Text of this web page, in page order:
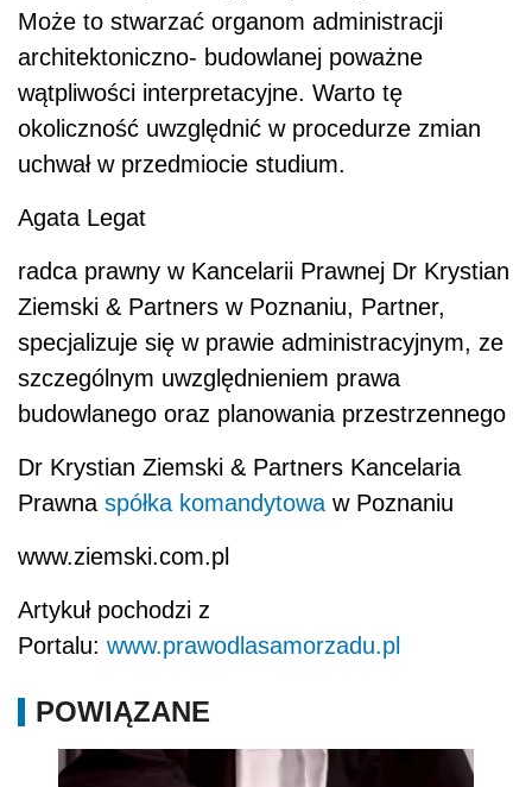
Może to stwarzać organom administracji
architektoniczno- budowlanej poważne
wątpliwości interpretacyjne. Warto tę
okoliczność uwzględnić w procedurze zmian
uchwał w przedmiocie studium.
Agata Legat
radca prawny w Kancelarii Prawnej Dr Krystian
Ziemski & Partners w Poznaniu, Partner,
specjalizuje się w prawie administracyjnym, ze
szczególnym uwzględnieniem prawa
budowlanego oraz planowania przestrzennego
Dr Krystian Ziemski & Partners Kancelaria
Prawna spółka komandytowa w Poznaniu
www.ziemski.com.pl
Artykuł pochodzi z
Portalu: www.prawodlasamorzadu.pl
POWIĄZANE